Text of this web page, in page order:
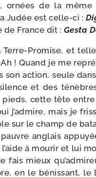
ornées de la
Judée est celle-​ci :
de France dit : Gesta
Terre-​Promise, et
! Quand je me
son action, seule
et des
cette tête entre
j’ad­mire, mais je
sur le champ de
anglais
à mou­rir et lui
fais mieux
en le bénis­sant,